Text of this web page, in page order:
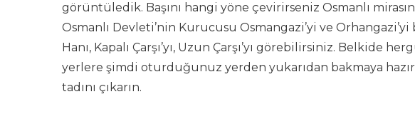
görüntüledik. Başını hangi yöne çevirirseniz Osmanlı
Osmanlı Devleti’nin Kurucusu Osmangazi’yi ve
Hanı, Kapalı Çarşı’yı, Uzun Çarşı’yı görebilirsiniz. Belkide
yerlere şimdi oturduğunuz yerden yukarıdan bakmaya
tadını çıkarın.